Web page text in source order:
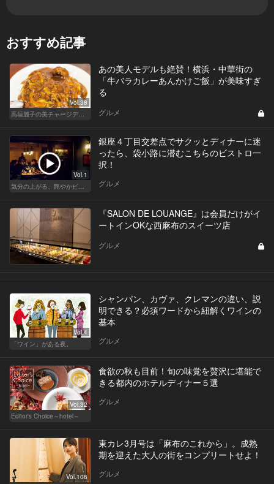
おすすめ記事
Vol.38
高垣麗子の美チャージディナー
あの美人モデルも絶賛！横浜・中華街の
「牛バラカレーあんかけご飯」が美味すぎ
る
グルメ
Vol.1
気分の上がる、艶やかビストロ
銀座４丁目交差点でサクッとディナーに迷
ったら、袋小路に潜むこちらのビストロ一
択！
グルメ
『SALON DE LOUANGE』は会員だけがイ
ートインOKな西麻布のスイーツ店
グルメ
Vol.4
「ワイン」がある夜。
シャンパン、カヴァ、クレマンの違い、説
明できる？必須ワードから紐解くワインの
基本
グルメ
Vol.32
Editor's Choice～hotel～
食欲の秋も目前！旬の味覚を贅沢に堪能で
きる都内のホテルディナー５選
グルメ
Vol.106
東カレ3月号は「麻布のこれから」。成熟
期を迎えた大人の街をコンプリートせよ！
グルメ